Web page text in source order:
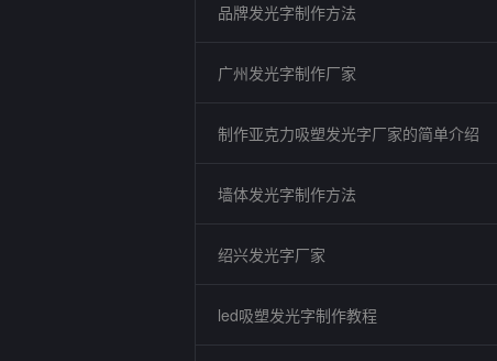
品牌发光字制作方法
广州发光字制作厂家
制作亚克力吸塑发光字厂家的简单介绍
墙体发光字制作方法
绍兴发光字厂家
led吸塑发光字制作教程